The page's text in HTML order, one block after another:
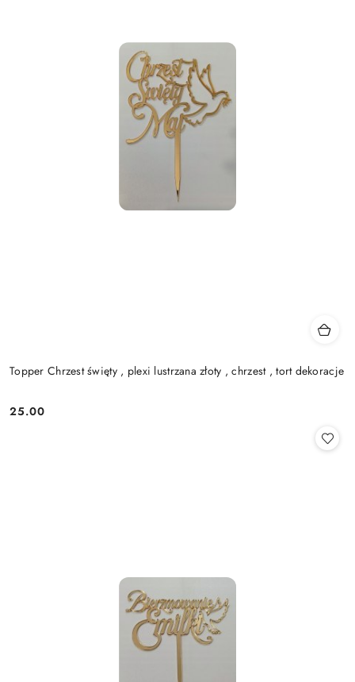
Topper Chrzest święty , plexi lustrzana złoty , chrzest , tort dekoracje
Cena:
25.00